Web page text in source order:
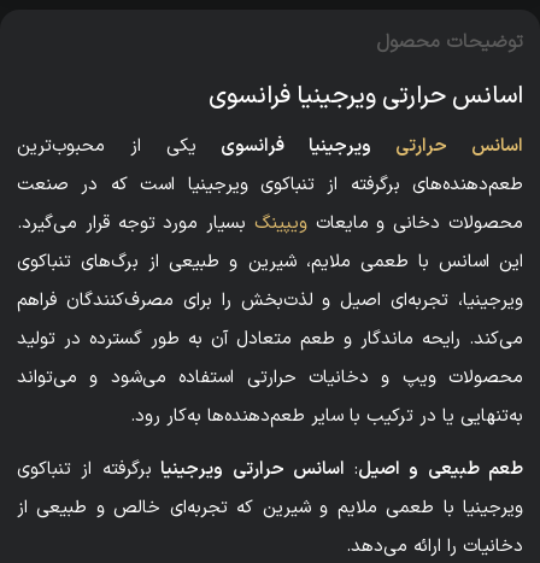
توضیحات محصول
اسانس حرارتی ویرجینیا فرانسوی
اسانس حرارتی ویرجینیا فرانسوی یکی از محبوب‌ترین
طعم‌دهنده‌های برگرفته از تنباکوی ویرجینیا است که در صنعت
محصولات دخانی و مایعاتویپینگ بسیار مورد توجه قرار می‌گیرد.
این اسانس با طعمی ملایم، شیرین و طبیعی از برگ‌های تنباکوی
ویرجینیا، تجربه‌ای اصیل و لذت‌بخش را برای مصرف‌کنندگان فراهم
می‌کند. رایحه ماندگار و طعم متعادل آن به طور گسترده در تولید
محصولات ویپ و دخانیات حرارتی استفاده می‌شود و می‌تواند
به‌تنهایی یا در ترکیب با سایر طعم‌دهنده‌ها به‌کار رود.
طعم طبیعی و اصیل: اسانس حرارتی ویرجینیا برگرفته از تنباکوی
ویرجینیا با طعمی ملایم و شیرین که تجربه‌ای خالص و طبیعی از
دخانیات را ارائه می‌دهد.